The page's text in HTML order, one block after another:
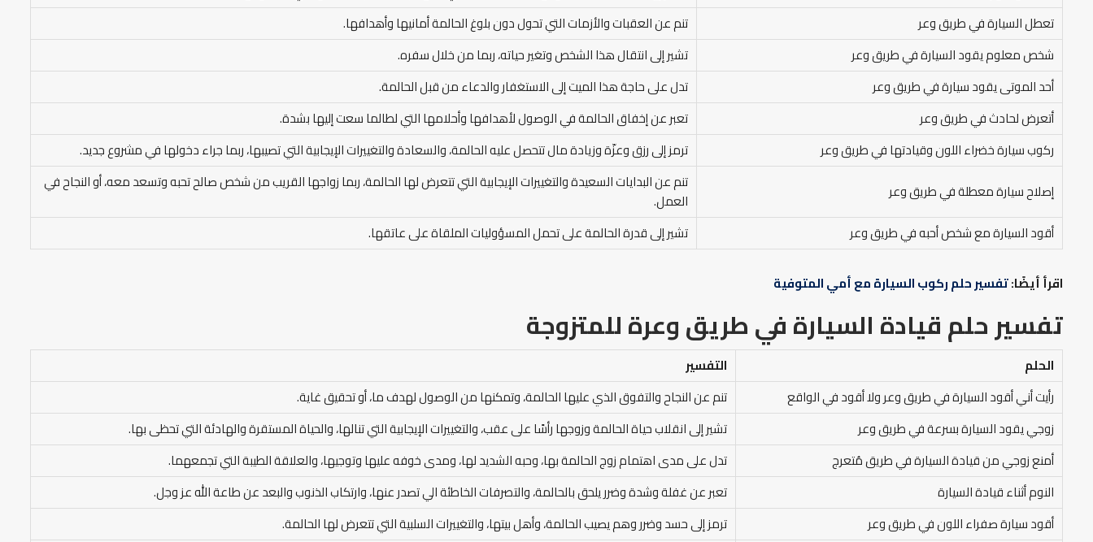
تعطل السيارة في طريق وعر
تنم عن العقبات والأزمات التي تحول دون بلوغ الحالمة أمانيها وأهدافها.
شخص معلوم يقود السيارة في طريق وعر
تشير إلى انتقال هذا الشخص وتغير حياته، ربما من خلال سفره.
أحد الموتى يقود سيارة في طريق وعر
تدل على حاجة هذا الميت إلى الاستغفار والدعاء من قبل الحالمة.
أتعرض لحادث في طريق وعر
تعبر عن إخفاق الحالمة في الوصول لأهدافها وأحلامها التي لطالما سعت إليها بشدة.
ركوب سيارة خضراء اللون وقيادتها في طريق وعر
ترمز إلى رزق وعزّة وزيادة مال تتحصل عليه الحالمة، والسعادة والتغييرات الإيجابية التي تصيبها، ربما جراء دخولها في مشروع جديد.
إصلاح سيارة معطلة في طريق وعر
تنم عن البدايات السعيدة والتغييرات الإيجابية التي تتعرض لها الحالمة، ربما زواجها القريب من شخص صالح تحبه وتسعد معه، أو النجاح في
العمل.
أقود السيارة مع شخص أحبه في طريق وعر
تشير إلى قدرة الحالمة على تحمل المسؤوليات الملقاة على عاتقها.
اقرأ أيضًا:تفسير حلم ركوب السيارة مع أمي المتوفية
تفسير حلم قيادة السيارة في طريق وعرة للمتزوجة
الحلم
التفسير
رأيت أني أقود السيارة في طريق وعر ولا أقود في الواقع
تنم عن النجاح والتفوق الذي عليها الحالمة، وتمكنها من الوصول لهدف ما، أو تحقيق غاية.
زوجي يقود السيارة بسرعة في طريق وعر
تشير إلى انقلاب حياة الحالمة وزوجها رأسًا على عقب، والتغييرات الإيجابية التي تنالها، والحياة المستقرة والهادئة التي تحظى بها.
أمنع زوجي من قيادة السيارة في طريق مُتعرج
تدل على مدى اهتمام زوج الحالمة بها، وحبه الشديد لها، ومدى خوفه عليها وتوجيها، والعلاقة الطيبة التي تجمعهما.
النوم أثناء قيادة السيارة
تعبر عن غفلة وشدة وضرر يلحق بالحالمة، والتصرفات الخاطئة الي تصدر عنها، وارتكاب الذنوب والبعد عن طاعة الله عز وجل.
أقود سيارة صفراء اللون في طريق وعر
ترمز إلى حسد وضرر وهم يصيب الحالمة، وأهل بيتها، والتغييرات السلبية التي تتعرض لها الحالمة.